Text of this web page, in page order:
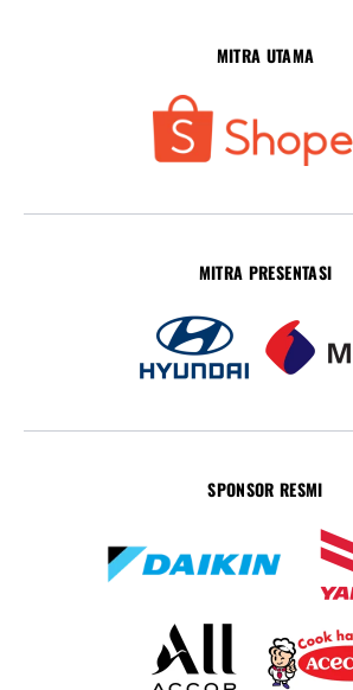
MITRA UTAMA
MITRA PRESENTASI
SPONSOR RESMI